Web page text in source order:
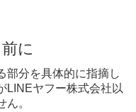
に
部分を具体的に指摘し
LINEヤフー株式会社以
。